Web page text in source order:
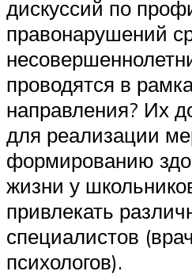
дискуссий по
правонарушений
проводятся в
направления? Их
для реализации
формированию
жизни у
привлекать
специалистов
психологов).